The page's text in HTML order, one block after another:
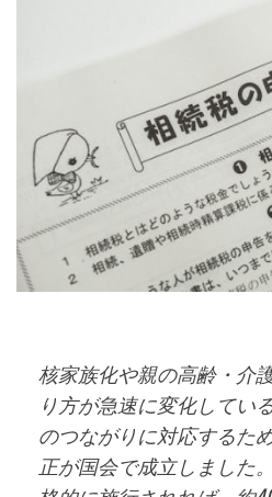
核家族化や親の高齢・介
り方が急速に変化してい
のつながりに対応するた
正が国会で成立しました